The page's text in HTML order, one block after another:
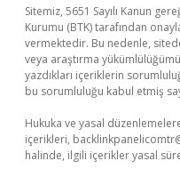
Sitemiz, 5651 Sayılı Kanun
Kurumu (BTK) tarafından
vermektedir. Bu nedenle,
veya araştırma
yazdıkları içeriklerin
bu sorumluluğu kabul etmiş
Hukuka ve yasal
içerikleri,
halinde, ilgili içerikler yasal